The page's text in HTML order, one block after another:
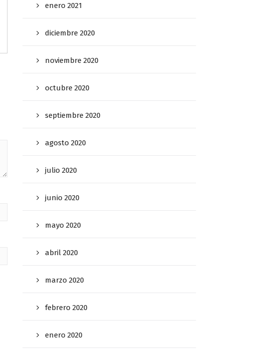
enero 2021
diciembre 2020
noviembre 2020
octubre 2020
septiembre 2020
agosto 2020
julio 2020
junio 2020
mayo 2020
abril 2020
marzo 2020
febrero 2020
enero 2020